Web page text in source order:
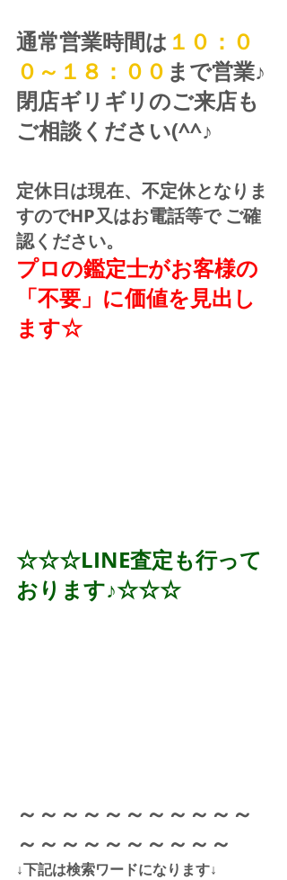
通常営業時間は １０：０
０～１８：００ まで営業♪
閉店ギリギリのご来店も
ご相談ください(^^♪
定休日は現在、不定休となりま
すのでHP又はお電話等で ご確
認ください。
プロの鑑定士がお客様の
「不要」に価値を見出し
ます☆
☆☆☆LINE査定も行って
おります♪☆☆☆
～～～～～～～～～～～
～～～～～～～～～～
↓下記は検索ワードになります↓